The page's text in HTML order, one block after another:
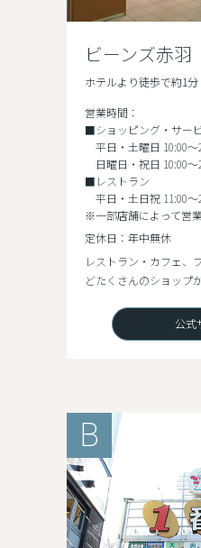
ビーンズ赤羽
ホテルより徒歩で約1分
営業時間：
■ショッピング・サー
平日・土曜日 10:00～
日曜日・祝日 10:00～
■レストラン
平日・土日祝 11:00～
※一部店舗によって営
定休日：年中無休
レストラン・カフェ、
どたくさんのショップ
公式
B